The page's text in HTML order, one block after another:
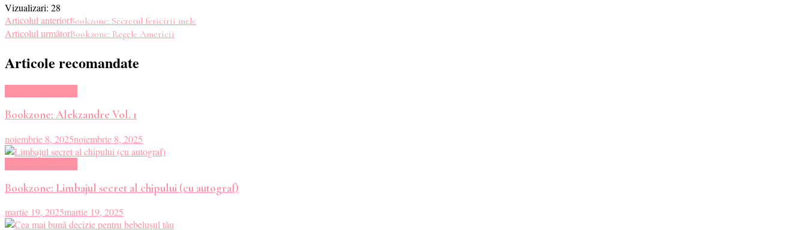
Vizualizari: 28
Navigare
în
articole
Articolul anteriorBookzone: Secretul fericirii mele
Articolul următorBookzone: Regele Americii
Articole recomandate
Bookzone: Alekzandre Vol. 1
noiembrie 8, 2025noiembrie 8, 2025
Bookzone: Limbajul secret al chipului (cu autograf)
martie 19, 2025martie 19, 2025